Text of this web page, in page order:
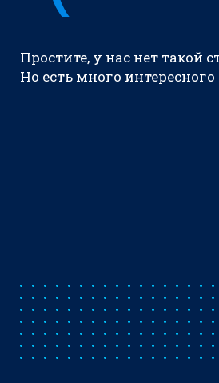
Простите, у нас нет такой
Но есть много интересного